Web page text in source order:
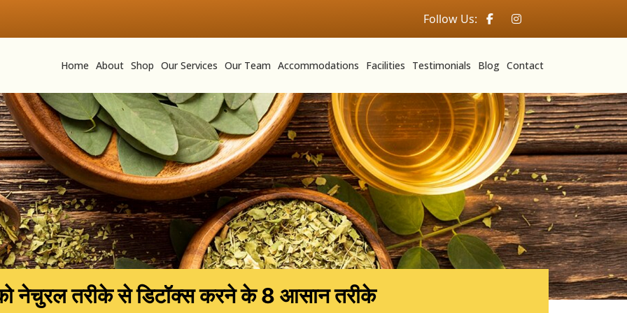
Follow Us:
Home About Shop Our Services Our Team Accommodations Facilities Testimonials Blog Contact
नेचुरल तरीके से डिटॉक्स करने के 8 आसान तरीके